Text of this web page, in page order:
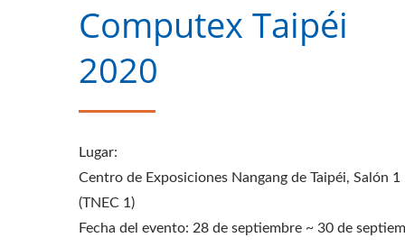
Computex Taipéi
2020
Lugar:
Centro de Exposiciones Nangang de Taipéi, Salón 1
(TNEC 1)
Fecha del evento: 28 de septiembre ~ 30 de